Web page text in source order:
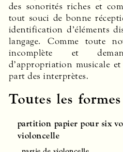
des sonorités riches et
tout souci de bonne
identification d’éléments
langage. Comme toute
incomplète et
d’appropriation musicale
part des interprètes.
Toutes les
partition papier pour six
violoncelle